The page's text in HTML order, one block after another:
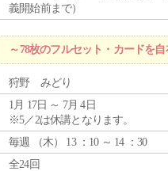
義開始前まで）
78枚のフルセット・カードを自
狩野 みどり
1月 17日 ～ 7月 4日
※5／2は休講となります。
毎週 （木） 13 ：10 ～ 14 ：30
全24回